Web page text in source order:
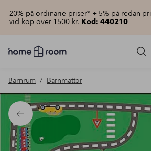
20% på ordinarie priser* + 5% på redan
vid köp över 1500 kr. Kod: 440210
Homeroom
–
hemmet
till
lågt
pris
Barnrum Barnmattor
Tillbaka